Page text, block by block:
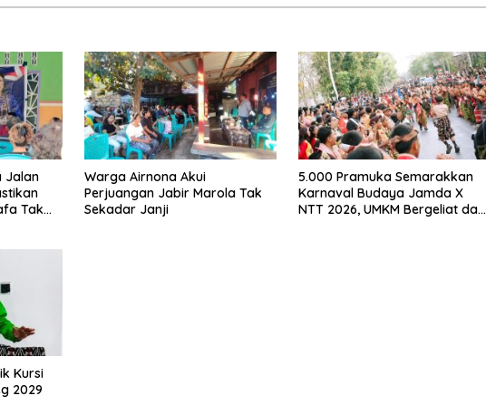
Jalan
Tak
Warga Airnona Akui
Perjuangan Jabir Marola Tak
Sekadar Janji
5.000 Pramuka Semarakkan
Karnaval Budaya Jamda X
NTT 2026, UMKM Bergeliat dan
Kursi
2029